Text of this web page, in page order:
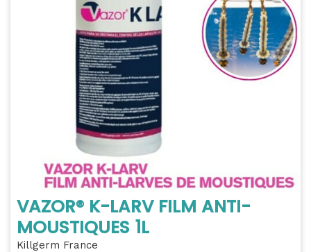
VAZOR® K-LARV FILM ANTI-
MOUSTIQUES 1L
Killgerm France